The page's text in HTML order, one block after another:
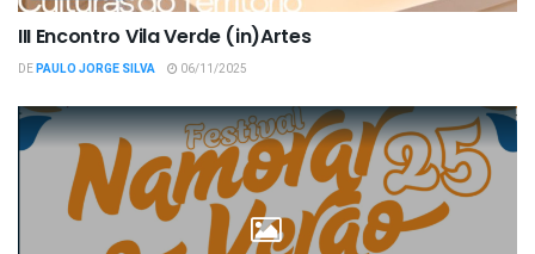
III Encontro Vila Verde (in)Artes
DEPAULO JORGE SILVA 06/11/2025